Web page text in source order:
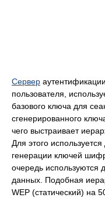
Сервер
пользователя,
базового ключа для
сгенерированного
чего выстраивает
Для этого
генерации ключей
очередь используются
данных. Подобная
WEP (статический) на